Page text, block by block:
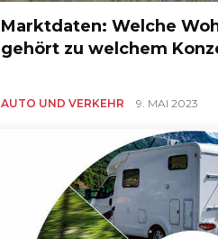
Marktdaten: Welche
gehört zu welchem
AUTO UND VERKEHR 9. MAI 2023